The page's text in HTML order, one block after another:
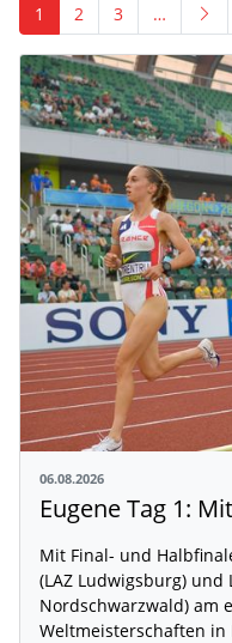
1 2 3 …
06.08.2026
Mit Final- und
(LAZ Ludwigsburg) und
Nordschwarzwald) am
Weltmeisterschaften in